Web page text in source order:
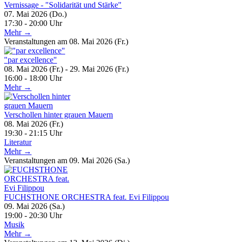
Vernissage - "Solidarität und Stärke"
07. Mai 2026 (Do.)
17:30 - 20:00 Uhr
Mehr →
Veranstaltungen am 08. Mai 2026 (Fr.)
"par excellence"
08. Mai 2026 (Fr.) - 29. Mai 2026 (Fr.)
16:00 - 18:00 Uhr
Mehr →
Verschollen hinter grauen Mauern
08. Mai 2026 (Fr.)
19:30 - 21:15 Uhr
Literatur
Mehr →
Veranstaltungen am 09. Mai 2026 (Sa.)
FUCHSTHONE ORCHESTRA feat. Evi Filippou
09. Mai 2026 (Sa.)
19:00 - 20:30 Uhr
Musik
Mehr →